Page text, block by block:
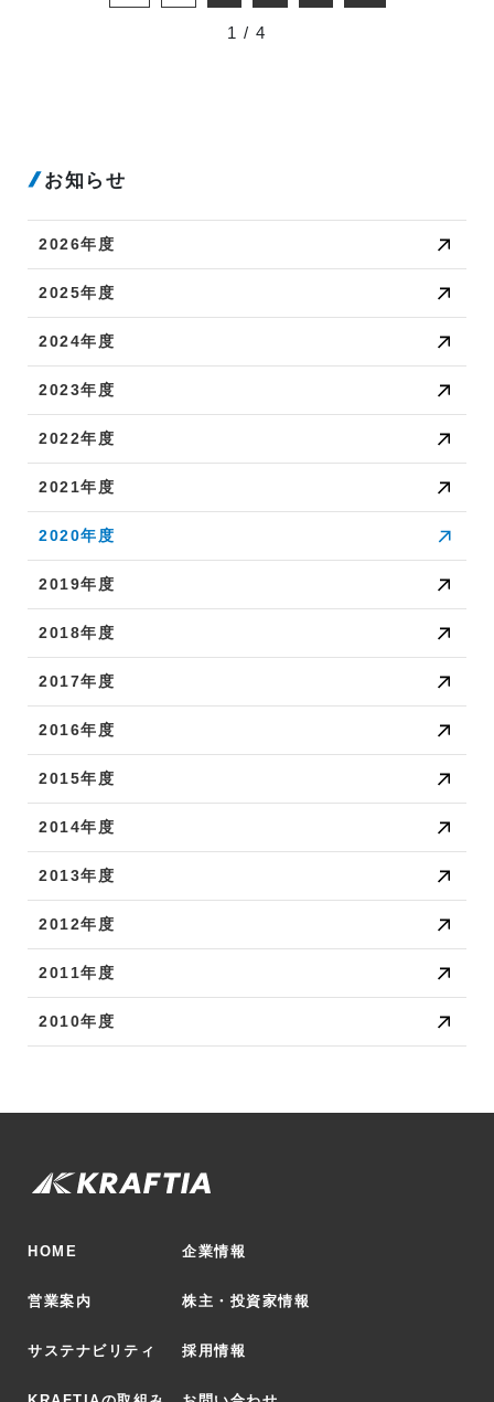
1 / 4
お知らせ
2026年度
2025年度
2024年度
2023年度
2022年度
2021年度
2020年度
2019年度
2018年度
2017年度
2016年度
2015年度
2014年度
2013年度
2012年度
2011年度
2010年度
HOME 企業情報
営業案内 株主・投資家情報
サステナビリティ 採用情報